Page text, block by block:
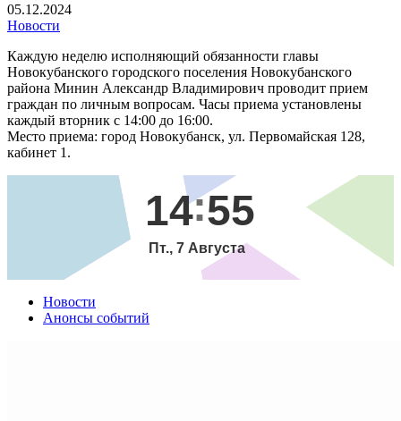
05.12.2024
Новости
Каждую неделю исполняющий обязанности главы
Новокубанского городского поселения Новокубанского
района Минин Александр Владимирович проводит прием
граждан по личным вопросам. Часы приема установлены
каждый вторник с 14:00 до 16:00.
Место приема: город Новокубанск, ул. Первомайская 128,
кабинет 1.
14 55
Пт., 7 Августа
Новости
Анонсы событий